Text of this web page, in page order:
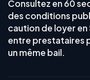
Consultez en 60
des conditions
caution de loyer en
entre prestataires
un même bail.